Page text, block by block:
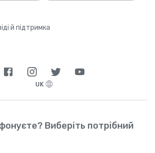
проміжок часу), Yolla може
обмеження. Щойно ваш друг
у будь-який час змінити тип
й підтримка
UK
Виберіть потрібний